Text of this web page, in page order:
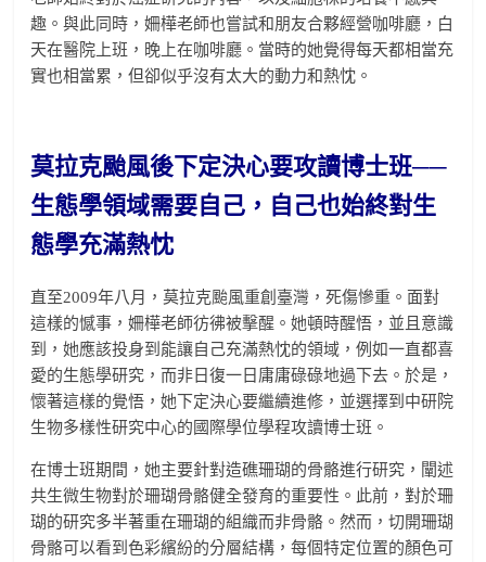
趣。與此同時，姍樺老師也嘗試和朋友合夥經營咖啡廳，白
天在醫院上班，晚上在咖啡廳。當時的她覺得每天都相當充
實也相當累，但卻似乎沒有太大的動力和熱忱。
莫拉克颱風後下定決心要攻讀博士班──
生態學領域需要自己，自己也始終對生
態學充滿熱忱
直至2009年八月，莫拉克颱風重創臺灣，死傷慘重。面對
這樣的憾事，姍樺老師彷彿被擊醒。她頓時醒悟，並且意識
到，她應該投身到能讓自己充滿熱忱的領域，例如一直都喜
愛的生態學研究，而非日復一日庸庸碌碌地過下去。於是，
懷著這樣的覺悟，她下定決心要繼續進修，並選擇到中研院
生物多樣性研究中心的國際學位學程攻讀博士班。
在博士班期間，她主要針對造礁珊瑚的骨骼進行研究，闡述
共生微生物對於珊瑚骨骼健全發育的重要性。此前，對於珊
瑚的研究多半著重在珊瑚的組織而非骨骼。然而，切開珊瑚
骨骼可以看到色彩繽紛的分層結構，每個特定位置的顏色可